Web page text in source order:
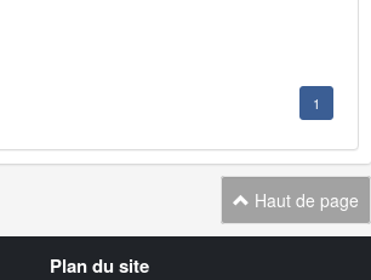
1
Haut de page
Plan du site